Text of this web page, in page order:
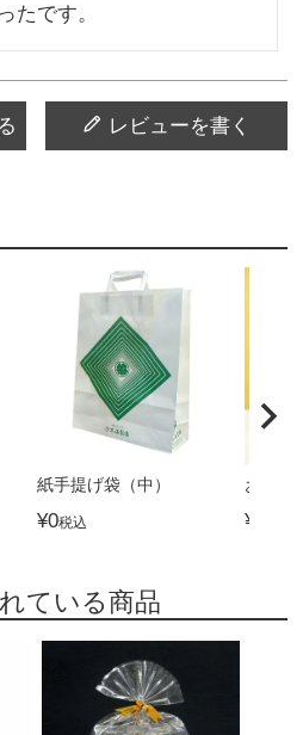
たです。
レビューを書く
紙手提げ袋（中）
¥0税込
おつま
¥
ている商品